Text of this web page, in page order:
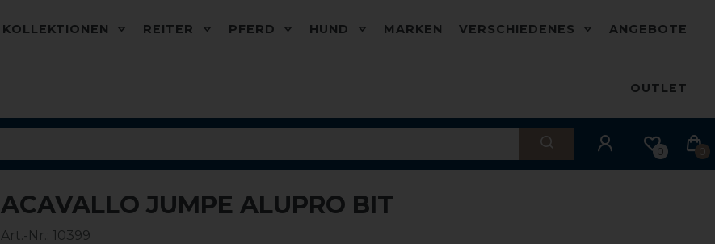
KOLLEKTIONEN REITER PFERD HUND MARKEN VERSCHIEDENES ANGEBOTE
OUTLET
0 0
ACAVALLO JUMPE ALUPRO BIT
Art.-Nr.: 10399